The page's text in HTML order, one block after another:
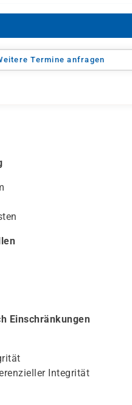
Termine anfragen
Einschränkungen
Integrität